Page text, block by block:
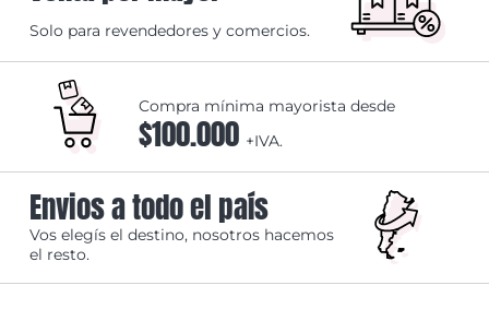
Solo para revendedores y comercios.
Compra mínima mayorista desde
$100.000 +IVA.
Envios a todo el país
Vos elegís el destino, nosotros hacemos
el resto.